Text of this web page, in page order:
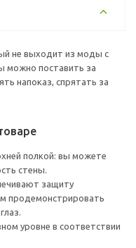
не выходит из моды с
можно поставить за
напоказ, спрятать за
полкой: вы можете
стены.
защиту
продемонстрировать
уровне в соответствии